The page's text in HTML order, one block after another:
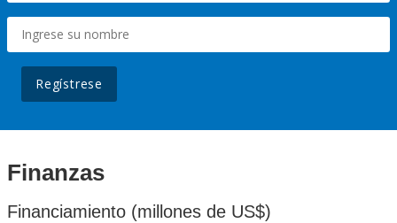
Regístrese
Finanzas
Financiamiento (millones de US$)